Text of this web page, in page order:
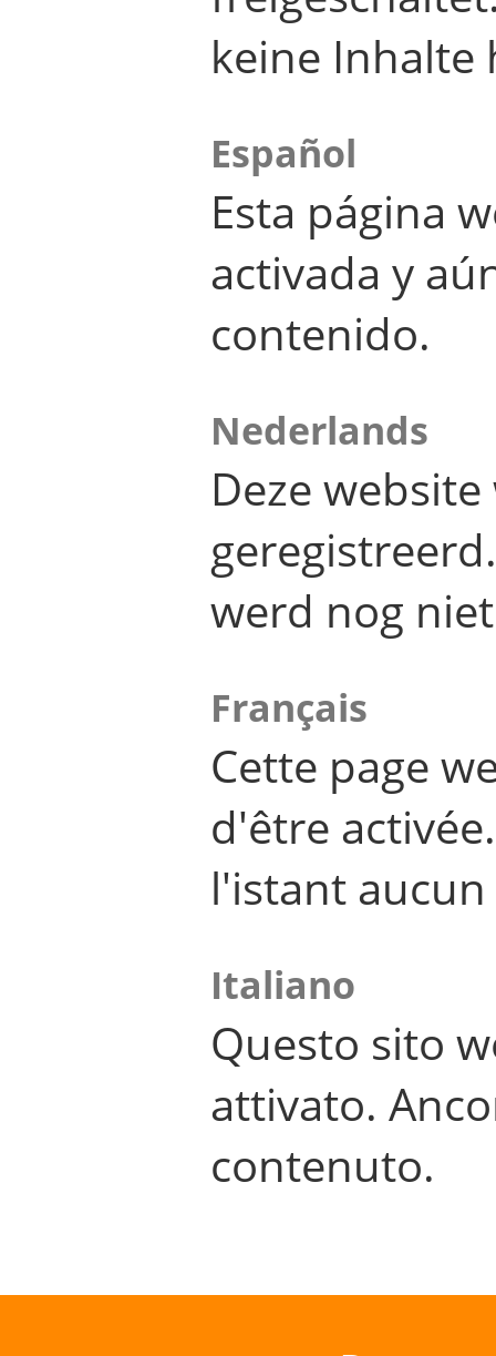
keine Inhalte
Español
Esta página
activada y
contenido.
Nederlands
Deze
werd nog
Français
Cette page
d'être
l'istant
Italiano
Questo sito
attivato.
contenuto.